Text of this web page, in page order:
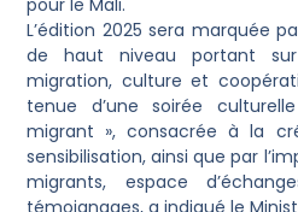
pour le Mali.
L’édition 2025 sera marquée
de haut niveau portant
migration, culture et
tenue d’une soirée
migrant », consacrée à la
sensibilisation, ainsi que par
migrants, espace